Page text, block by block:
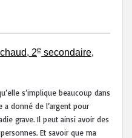
2e secondaire,
s’implique beaucoup dans
a donné de l’argent pour
grave. Il peut ainsi avoir des
Et savoir que ma